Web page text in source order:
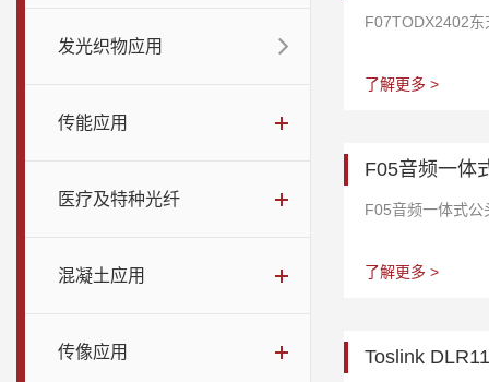
发光织物应用
传能应用
医疗及特种光纤
混凝土应用
传像应用
F07TODX2402东
了解更多 >
F05音频一体
F05音频一体式公
了解更多 >
Toslink